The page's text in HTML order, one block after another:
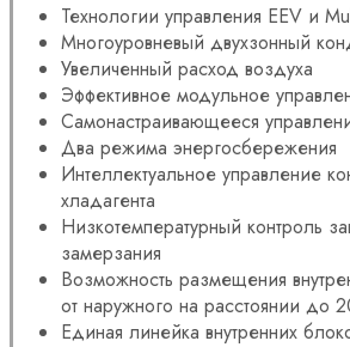
Технологии управления EEV и
Многоуровневый двухзонный
Увеличенный расход воздуха
Эффективное модульное
Самонастраивающееся
Два режима энергосбережения
Интеллектуальное управление
хладагента
Низкотемпературный контроль
замерзания
Возможность размещения
от наружного на расстоянии до
Единая линейка внутренних